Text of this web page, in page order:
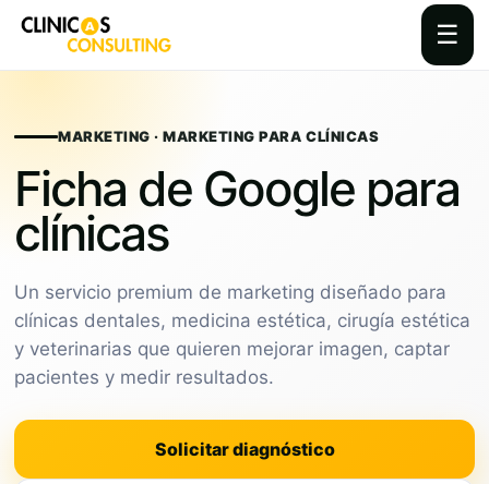
☰
contentMARKETING · MARKETING PARA CLÍNICAS
Ficha de Google para
clínicas
Un servicio premium de marketing diseñado para
clínicas dentales, medicina estética, cirugía estética
y veterinarias que quieren mejorar imagen, captar
pacientes y medir resultados.
Solicitar diagnóstico